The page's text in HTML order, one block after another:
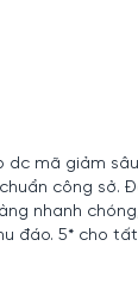
dc mã giảm
công sở.
nhanh
đáo. 5* cho